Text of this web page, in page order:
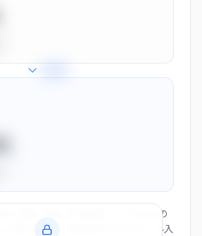
・課長・係長・非役職者）と、この会社の
推計値です。会員登録とプロフィール入